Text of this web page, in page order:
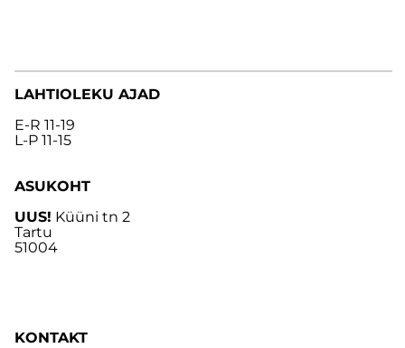
LAHTIOLEKU AJAD
E-R 11-19
L-P 11-15
ASUKOHT
UUS! Küüni tn 2
Tartu
51004
KONTAKT